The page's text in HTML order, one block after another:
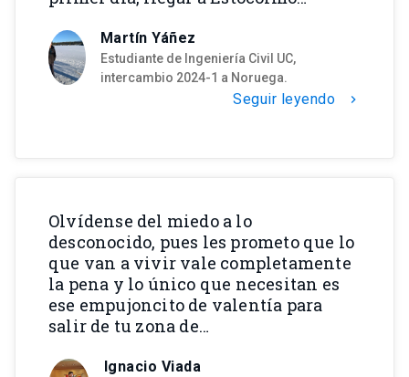
Martín Yáñez
Estudiante de Ingeniería Civil UC,
intercambio 2024-1 a Noruega.
Seguir leyendo chevron_right
Olvídense del miedo a lo
desconocido, pues les prometo que lo
que van a vivir vale completamente
la pena y lo único que necesitan es
ese empujoncito de valentía para
salir de tu zona de…
Ignacio Viada